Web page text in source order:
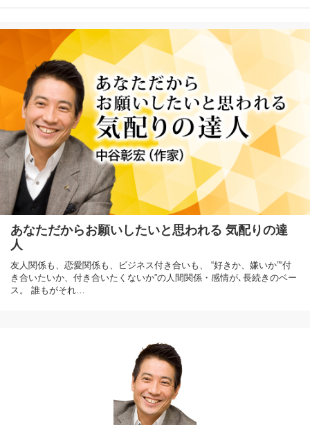
あなただからお願いしたいと思われる 気配りの達
人
友人関係も、恋愛関係も、ビジネス付き合いも、 “好きか、嫌いか”“付
き合いたいか、付き合いたくないか”の人間関係・感情が､長続きのベー
ス。 誰もがそれ…